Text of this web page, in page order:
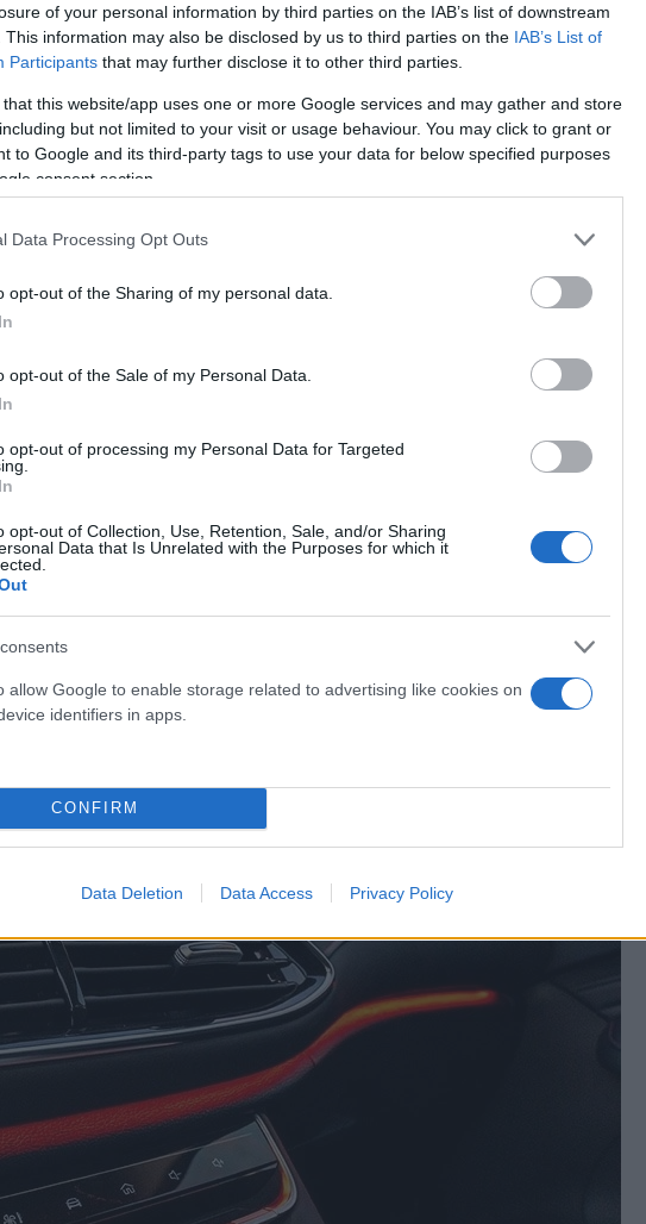
of your personal information by third parties on the IAB’s list of downstream
This information may also be disclosed by us to third parties on the IAB’s List of
Participants that may further disclose it to other third parties.
that this website/app uses one or more Google services and may gather and store
but not limited to your visit or usage behaviour. You may click to grant or
to Google and its third-party tags to use your data for below specified purposes
consent section.
Data Processing Opt Outs
opt-out of the Sharing of my personal data.
opt-out of the Sale of my Personal Data.
opt-out of processing my Personal Data for Targeted
opt-out of Collection, Use, Retention, Sale, and/or Sharing
Data that Is Unrelated with the Purposes for which it
allow Google to enable storage related to advertising like cookies on
identifiers in apps.
CONFIRM
Data Deletion Data Access Privacy Policy
του των 2,72 μέτρων, που εξασφαλίζει χώρους στο εσωτερικό
καθώς η χωρητικότητα του πορτ μπαγκάζ ξεκινά από τα 463
εσωτερικό με στάνταρ τις δερμάτινες επενδύσεις και τις
προηγμένο. Διαθέτει έναν ψηφιακό πίνακα
σύστημα infotainment με Apple CarPlay και Android Auto και